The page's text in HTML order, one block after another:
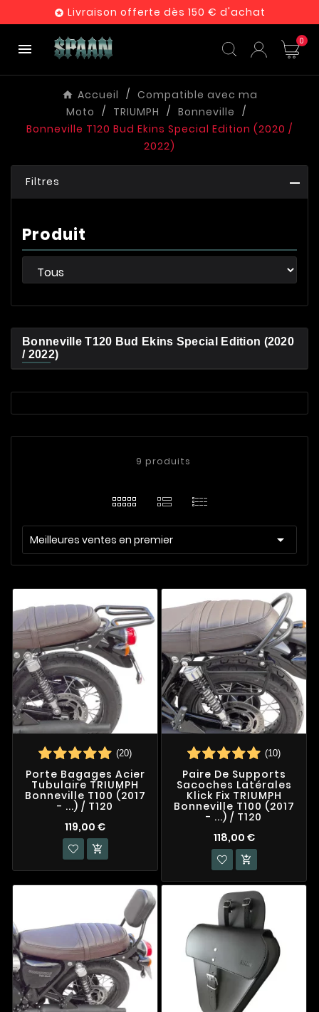
 Livraison offerte dès 150 € d'achat
 0
Accueil
Compatible avec ma
Moto
TRIUMPH
Bonneville
Bonneville T120 Bud Ekins Special Edition (2020 /
2022)
Filtres
Produit
Bonneville T120 Bud Ekins Special Edition (2020
/ 2022)
9 produits
Meilleures ventes en premier 
(20)
Porte Bagages Acier
Tubulaire TRIUMPH
Bonneville T100 (2017
- ...) / T120
119,00 €

(10)
Paire De Supports
Sacoches Latérales
Klick Fix TRIUMPH
Bonneville T100 (2017
- ...) / T120
118,00 €
